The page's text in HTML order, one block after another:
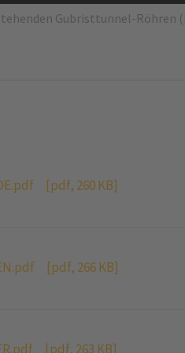
Gubristtunnel-Röhren
[pdf, 260 KB]
[pdf, 266 KB]
[pdf, 263 KB]